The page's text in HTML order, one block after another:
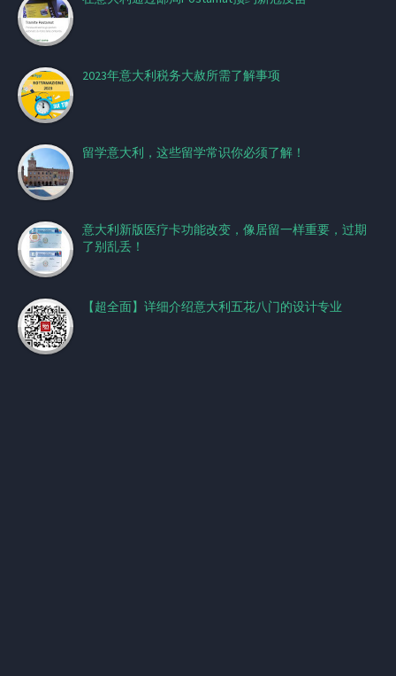
2023年意大利税务大赦所需了解事项
留学意大利，这些留学常识你必须了解！
意大利新版医疗卡功能改变，像居留一样重要，过期
了别乱丢！
【超全面】详细介绍意大利五花八门的设计专业